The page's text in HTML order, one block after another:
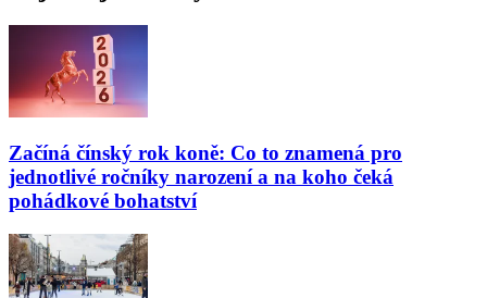
Začíná čínský rok koně: Co to znamená pro
jednotlivé ročníky narození a na koho čeká
pohádkové bohatství